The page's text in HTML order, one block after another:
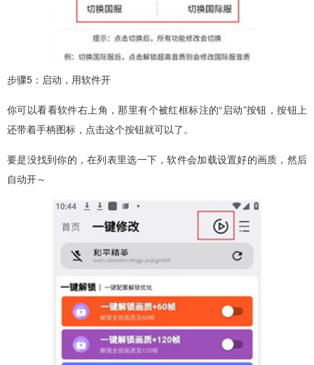
步骤5：启动，用软件开
你可以看看软件右上角，那里有个被红框标注的“启动”按钮，按钮上
还带着手柄图标，点击这个按钮就可以了。
要是没找到你的，在列表里选一下，软件会加载设置好的画质，然后
自动开～